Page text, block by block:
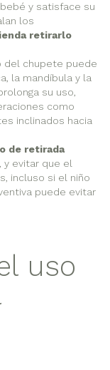
y satisface su
los
retirarlo
del chupete puede
la mandíbula y la
su uso,
como
inclinados hacia
de retirada
, y evitar que el
incluso si el niño
puede evitar
uso